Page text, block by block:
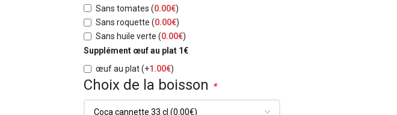
Sans tomates (0.00€)
Sans roquette (0.00€)
Sans huile verte (0.00€)
Supplément œuf au plat 1€
œuf au plat(+1.00€)
Choix de la boisson *